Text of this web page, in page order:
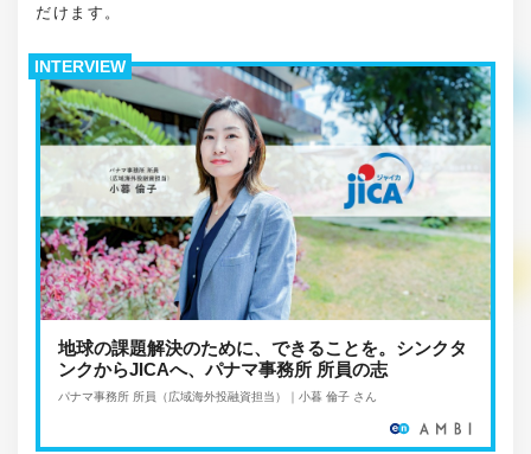
だけます。
INTERVIEW
地球の課題解決のために、できることを。シンクタ
ンクからJICAへ、パナマ事務所 所員の志
パナマ事務所 所員（広域海外投融資担当）｜小暮 倫子 さん